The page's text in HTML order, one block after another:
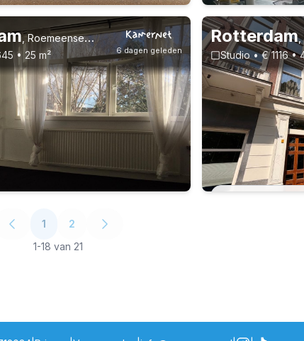
31-7-26 - 30-6-
6 dagen geleden
,Roemeensestraat, Oud-Mathenesse
• 25 m²
Rotterdam,
Studio • € 1116 •
30-7-26 - 30-7-
1
2
1-18 van 21